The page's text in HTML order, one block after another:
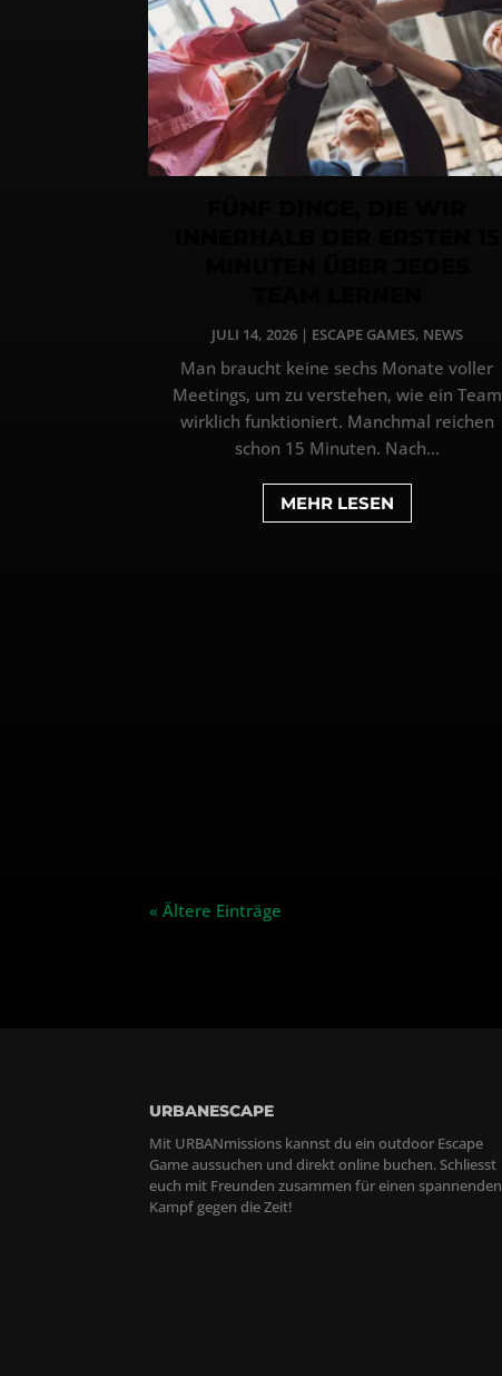
JULI 14, 2026| ESCAPE GAMES, NEWS
Man braucht keine sechs Monate voller
Meetings, um zu verstehen, wie ein Team
wirklich funktioniert. Manchmal reichen
schon 15 Minuten. Nach...
MEHR LESEN
« Ältere Einträge
URBANESCAPE
Mit URBANmissions kannst du ein outdoor Escape
Game aussuchen und direkt online buchen. Schliesst
euch mit Freunden zusammen für einen spannenden
Kampf gegen die Zeit!